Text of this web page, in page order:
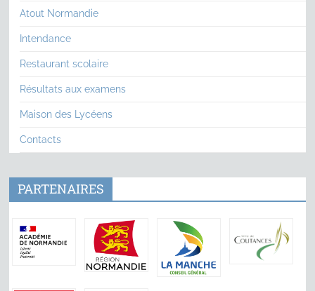
Atout Normandie
Intendance
Restaurant scolaire
Résultats aux examens
Maison des Lycéens
Contacts
PARTENAIRES